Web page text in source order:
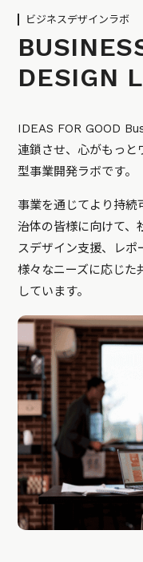
ビジネスデザインラボ
DESIGN
IDEAS FOR GOOD
連鎖させ、心がもっと
型事業開発ラボです。
事業を通じてより持続
治体の皆様に向けて、
スデザイン支援、レポ
様々なニーズに応じた
しています。